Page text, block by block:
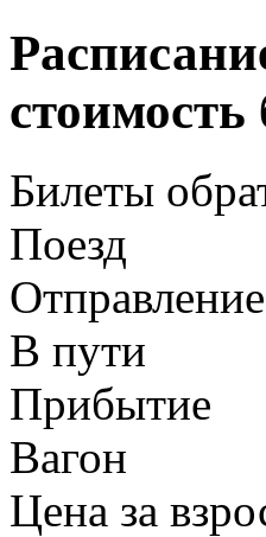
стоимость
Билеты
Поезд
Отправление
В пути
Прибытие
Вагон
Цена за